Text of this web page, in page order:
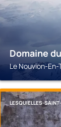
Domaine
Le Nouvion-
LESQUIELLES-